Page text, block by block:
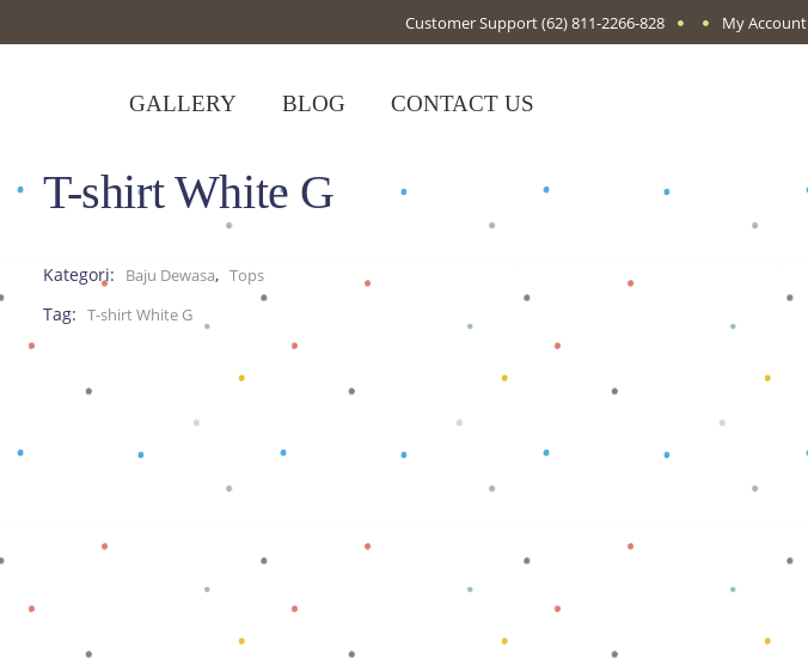
Customer Support(62) 811-2266-828 My Account
GALLERY BLOG CONTACT US
T-shirt White G
Kategori: Baju Dewasa, Tops
Tag: T-shirt White G